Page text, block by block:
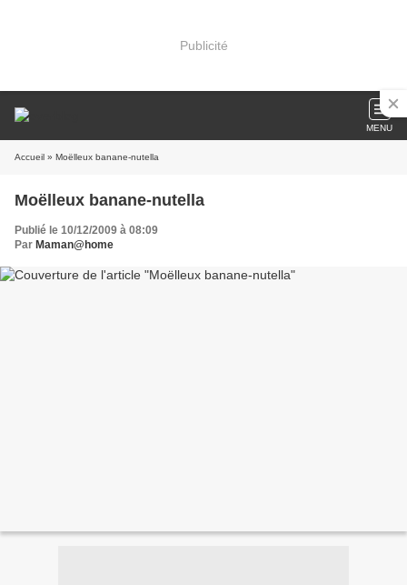
Publicité
MENU
Accueil » Moëlleux banane-nutella
Moëlleux banane-nutella
Publié le 10/12/2009 à 08:09
Par Maman@home